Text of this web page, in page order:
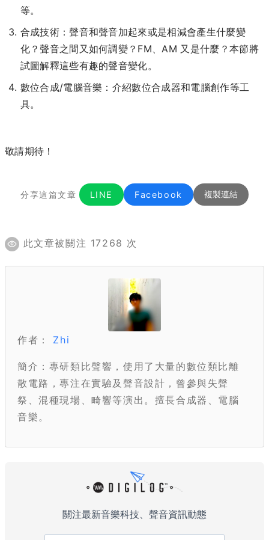
等。
合成技術：聲音和聲音加起來或是相減會產生什麼變
化？聲音之間又如何調變？FM、AM 又是什麼？本節將
試圖解釋這些有趣的聲音變化。
數位合成/電腦音樂：介紹數位合成器和電腦創作等工
具。
敬請期待！
分享這篇文章 LINE Facebook 複製連結
此文章被關注 17268 次
作者： Zhi
簡介：專研類比聲響，使用了大量的數位類比離
散電路，專注在實驗及聲音設計，曾參與失聲
祭、混種現場、畸響等演出。擅長合成器、電腦
音樂。